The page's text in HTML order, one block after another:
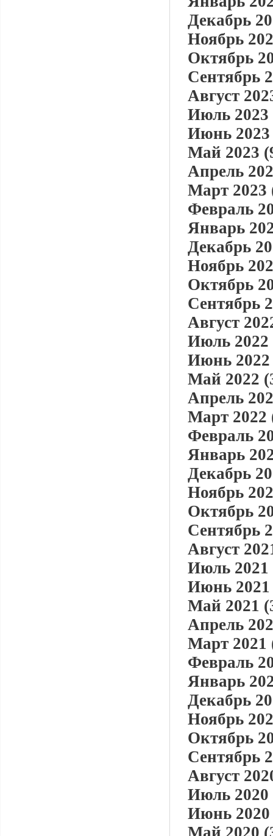
Декабрь
Ноябрь
Октябрь
Сентябрь
Август
Июль 2023
Июнь 2023
Май 2023
Апрель
Март 2023
Февраль
Январь
Декабрь
Ноябрь
Октябрь
Сентябрь
Август
Июль 2022
Июнь 2022
Май 2022
Апрель
Март 2022
Февраль
Январь
Декабрь
Ноябрь
Октябрь
Сентябрь
Август
Июль 2021
Июнь 2021
Май 2021
Апрель
Март 2021
Февраль
Январь
Декабрь
Ноябрь
Октябрь
Сентябрь
Август
Июль 2020
Июнь 2020
Май 2020